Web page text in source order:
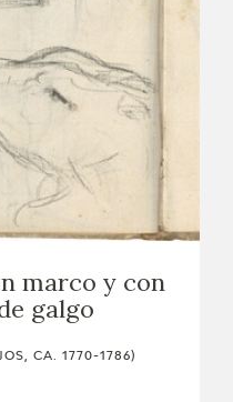
marco y con
galgo
CA. 1770-1786)